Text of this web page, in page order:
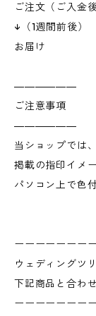
ご注文（ご入金後
↓（1週間前後）
お届け
――――――
ご注意事項
――――――
当ショップでは
掲載の指印イメ
パソコン上で色
ーーーーーーー
ウェディングツ
下記商品と合わ
ーーーーーーー